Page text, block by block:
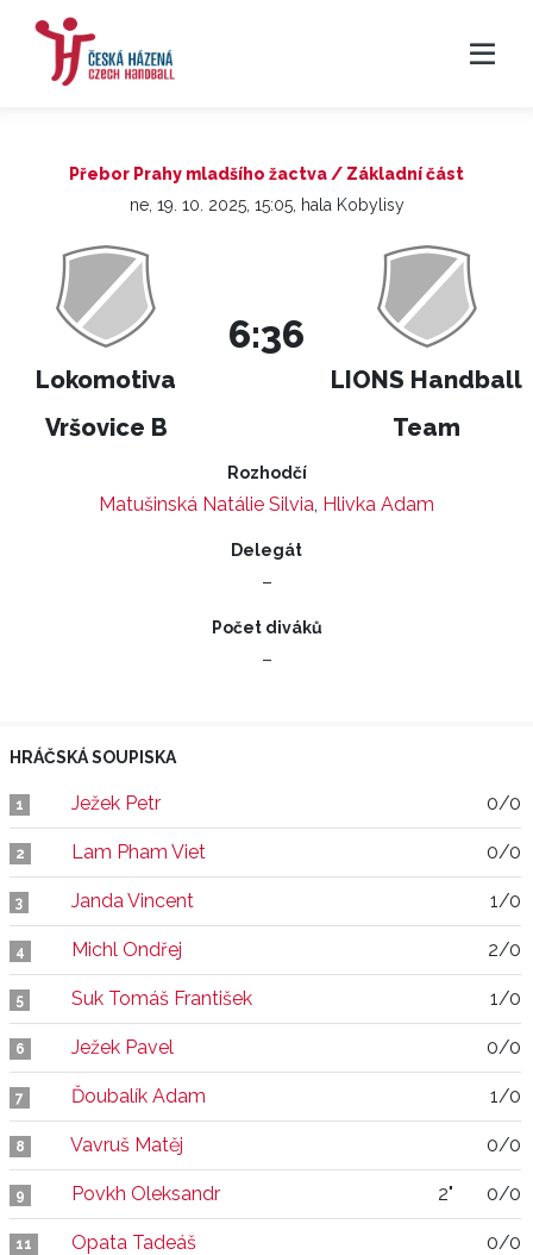
Přebor Prahy mladšího žactva / Základní část
ne, 19. 10. 2025, 15:05, hala Kobylisy
Lokomotiva
Vršovice B
6:36
LIONS Handball
Team
Rozhodčí
Matušinská Natálie Silvia, Hlivka Adam
Delegát
–
Počet diváků
–
HRÁČSKÁ SOUPISKA
1 Ježek Petr 0/0
2 Lam Pham Viet 0/0
3 Janda Vincent 1/0
4 Michl Ondřej 2/0
5 Suk Tomáš František 1/0
6 Ježek Pavel 0/0
7 Ďoubalík Adam 1/0
8 Vavruš Matěj 0/0
9 Povkh Oleksandr 2" 0/0
11 Opata Tadeáš 0/0